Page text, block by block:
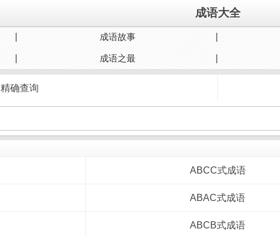
成语大全
成语故事
成语之最
精确查询
ABCC式成语
ABAC式成语
ABCB式成语